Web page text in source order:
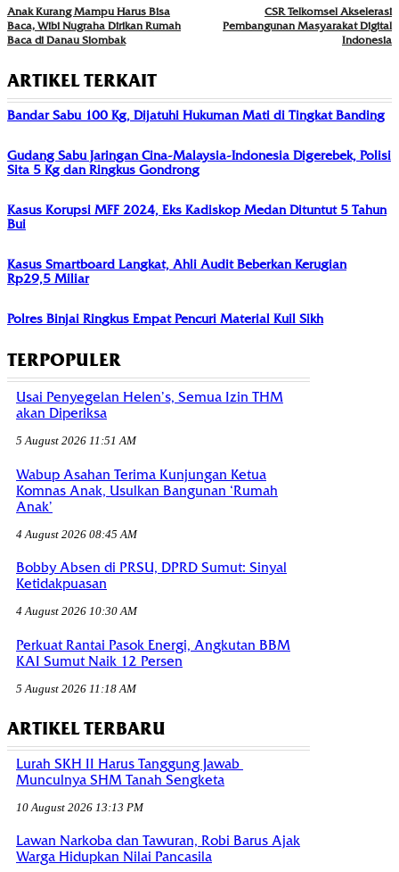
Anak Kurang Mampu Harus Bisa
Baca, Wibi Nugraha Dirikan Rumah
Baca di Danau Siombak
CSR Telkomsel Akselerasi
Pembangunan Masyarakat Digital
Indonesia
ARTIKEL TERKAIT
Bandar Sabu 100 Kg, Dijatuhi Hukuman Mati di Tingkat Banding
Gudang Sabu Jaringan Cina-Malaysia-Indonesia Digerebek, Polisi
Sita 5 Kg dan Ringkus Gondrong
Kasus Korupsi MFF 2024, Eks Kadiskop Medan Dituntut 5 Tahun
Bui
Kasus Smartboard Langkat, Ahli Audit Beberkan Kerugian
Rp29,5 Miliar
Polres Binjai Ringkus Empat Pencuri Material Kuil Sikh
TERPOPULER
Usai Penyegelan Helen’s, Semua Izin THM
akan Diperiksa
5 August 2026 11:51 AM
Wabup Asahan Terima Kunjungan Ketua
Komnas Anak, Usulkan Bangunan ‘Rumah
Anak’
4 August 2026 08:45 AM
Bobby Absen di PRSU, DPRD Sumut: Sinyal
Ketidakpuasan
4 August 2026 10:30 AM
Perkuat Rantai Pasok Energi, Angkutan BBM
KAI Sumut Naik 12 Persen
5 August 2026 11:18 AM
ARTIKEL TERBARU
Lurah SKH II Harus Tanggung Jawab
Munculnya SHM Tanah Sengketa
10 August 2026 13:13 PM
Lawan Narkoba dan Tawuran, Robi Barus Ajak
Warga Hidupkan Nilai Pancasila